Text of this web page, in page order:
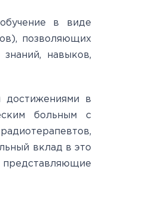
в виде
позволяющих
навыков,
достижениями в
больным с
вклад в это
представляющие